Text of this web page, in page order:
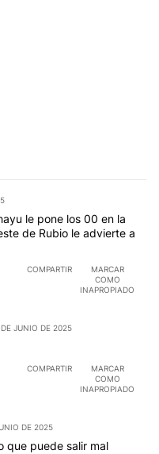
le pone los 00 en la
de Rubio le advierte a
COMPARTIR
MARCAR
COMO
INAPROPIADO
JUNIO DE 2025
COMPARTIR
MARCAR
COMO
INAPROPIADO
DE 2025
que puede salir mal